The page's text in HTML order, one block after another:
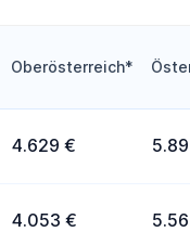
Oberösterreich*
4.629 €
4.053 €